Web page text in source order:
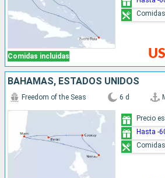
Comidas incluidas
BAHAMAS, ESTADOS UNIDOS
Freedom of the Seas 6 d
Precio
Hasta -